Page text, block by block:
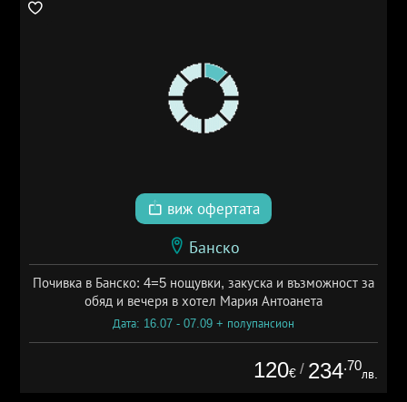
виж офертата
Банско
Почивка в Банско: 4=5 нощувки, закуска и възможност за
обяд и вечеря в хотел Мария Антоанета
Дата: 16.07 - 07.09 + полупансион
120€ / 234.70
лв.